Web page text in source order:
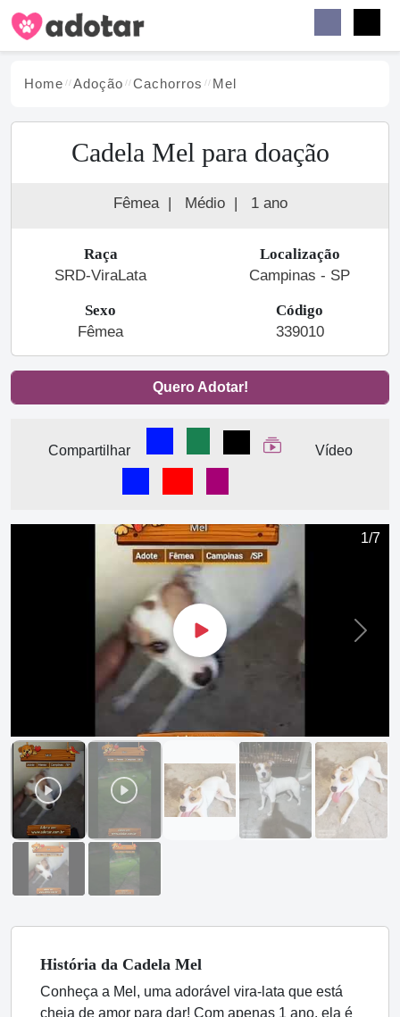
Home Adoção Cachorros Mel
Cadela Mel para doação
Fêmea | Médio | 1 ano
Raça
SRD-ViraLata
Localização
Campinas - SP
Sexo
Fêmea
Código
339010
Quero Adotar!
Compartilhar
Compartilhar no Facebook
Compartilhar no WhatsApp
Compartilhar
Ver Web Story
Vídeo
1/7
Next
História da Cadela Mel
Conheça a Mel, uma adorável vira-lata que está
cheia de amor para dar! Com apenas 1 ano, ela é